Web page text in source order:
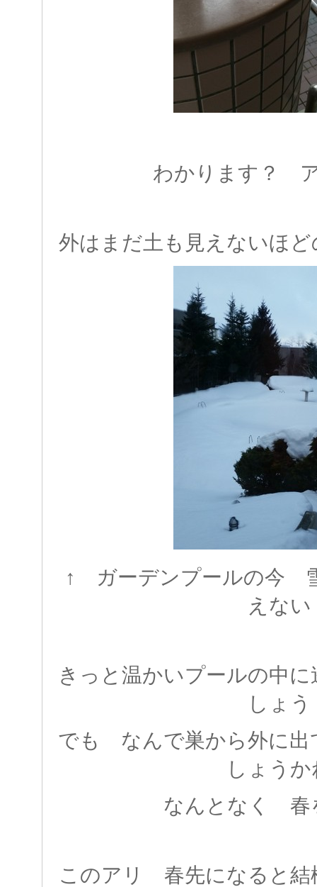
わかります？
外はまだ土も見えないほ
↑ ガーデンプールの今
えない
きっと温かいプールの中
しょう
でも なんで巣から外に出
しょうか
なんとなく 春
このアリ 春先になると結